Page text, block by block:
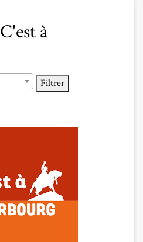
C'est à
Filtrer